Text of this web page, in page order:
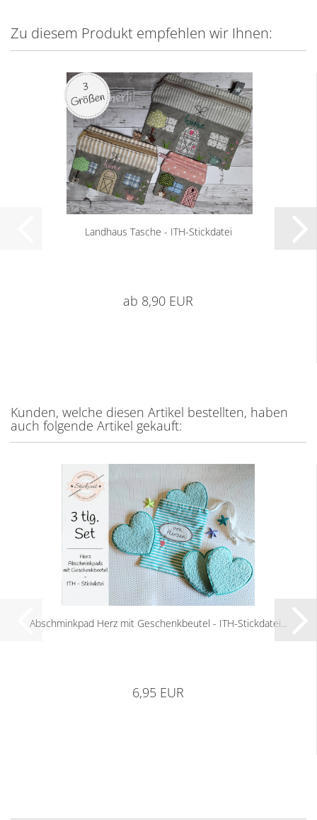
Zu diesem Produkt empfehlen wir Ihnen:
Landhaus Tasche - ITH-Stickdatei
ab 8,90 EUR
Kunden, welche diesen Artikel bestellten, haben
auch folgende Artikel gekauft:
Abschminkpad Herz mit Geschenkbeutel - ITH-Stickdatei...
6,95 EUR